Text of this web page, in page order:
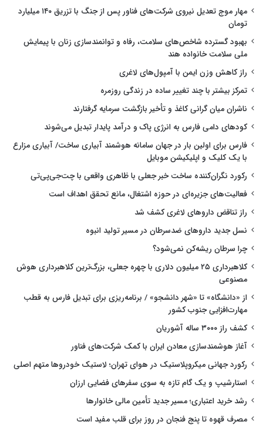
مهار موج تعدیل نیروی شرکت‌های فناور پس از جنگ با تزریق ۱۴۰ میلیارد
تومان
بهبود گسترده شاخص‌های سلامت، رفاه و توانمندسازی زنان با پیمایش
ملی سلامت خانواده هند
راز کاهش وزن ایمن با آمپول‌های لاغری
تمرکز بیشتر با چند تغییر ساده در زندگی روزمره
ناشران میان گرانی کاغذ و تأخیر بازگشت سرمایه گرفتارند
کودهای دامی فارس به انرژی پاک و درآمد پایدار تبدیل می‌شوند
فارس برای اولین بار در جهان سامانه هوشمند آبیاری ساخت/ آبیاری مزارع
با یک کلیک و اپلیکیشن موبایل
رکورد نگران‌کننده ساخت خبر جعلی با ظاهری واقعی با چت‌جی‌پی‌تی
فعالیت‌های جزیره‌ای در حوزه اشتغال، مانع تحقق اهداف است
راز تناقض داروهای لاغری کشف شد
نسل جدید داروهای ضدسرطان در مسیر تولید انبوه
چرا سرطان ریشه‌کن نمی‌شود؟
کلاهبرداری ۲۵ میلیون دلاری با چهره جعلی، بزرگ‌ترین کلاهبرداری هوش
مصنوعی
از «دانشگاه» تا «شهر دانشجو» / برنامه‌ریزی برای تبدیل فارس به قطب
مهارت‌افزایی جنوب کشور
کشف راز ۳۰۰۰ ساله آشوریان
آغاز هوشمندسازی معادن ایران با کمک شرکت‌های فناور
رکورد جهانی میکروپلاستیک در هوای تهران؛ لاستیک خودروها متهم اصلی
استارشیپ و یک گام تازه به سوی سفرهای فضایی ارزان
رشد خرید اعتباری؛ مسیر جدید تأمین مالی خانوارها
مصرف قهوه تا پنج فنجان در روز برای قلب مفید است